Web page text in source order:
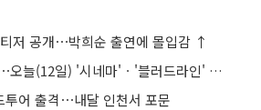
저 공개⋯박희순 출연에 몰입감 ↑
우즈 '첫 정규' 온다⋯오늘(12일) '시네마'ㆍ'블러드라인' 선공개
투어 출격⋯내달 인천서 포문